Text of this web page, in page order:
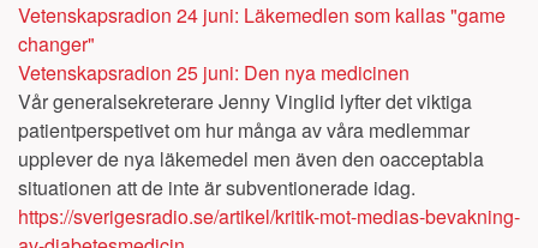
Vetenskapsradion 24 juni: Läkemedlen som kallas "game
changer"
Vetenskapsradion 25 juni: Den nya medicinen
Vår generalsekreterare Jenny Vinglid lyfter det viktiga
patientperspetivet om hur många av våra medlemmar
upplever de nya läkemedel men även den oacceptabla
situationen att de inte är subventionerade idag.
https://sverigesradio.se/artikel/kritik-mot-medias-bevakning-